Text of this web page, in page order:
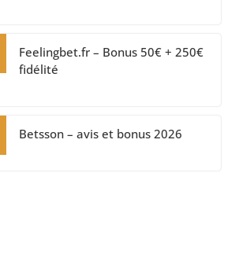
Feelingbet.fr – Bonus 50€ + 250€
fidélité
Betsson – avis et bonus 2026